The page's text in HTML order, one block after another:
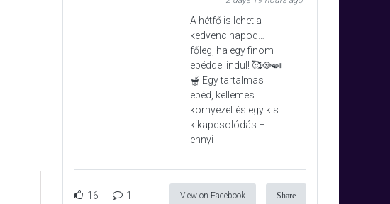
A hétfő is lehet a
kedvenc napod…
főleg, ha egy finom
ebéddel indul! 🥰🥘🍛
🫕 Egy tartalmas
ebéd, kellemes
környezet és egy kis
kikapcsolódás –
ennyi
16 1 View on Facebook Share